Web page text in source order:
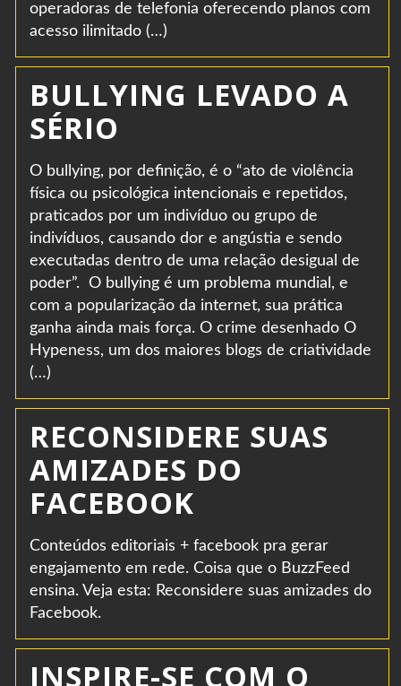
operadoras de telefonia oferecendo planos com
acesso ilimitado (…)
BULLYING LEVADO A
SÉRIO
O bullying, por definição, é o “ato de violência
física ou psicológica intencionais e repetidos,
praticados por um indivíduo ou grupo de
indivíduos, causando dor e angústia e sendo
executadas dentro de uma relação desigual de
poder”. O bullying é um problema mundial, e
com a popularização da internet, sua prática
ganha ainda mais força. O crime desenhado O
Hypeness, um dos maiores blogs de criatividade
(…)
RECONSIDERE SUAS
AMIZADES DO
FACEBOOK
Conteúdos editoriais + facebook pra gerar
engajamento em rede. Coisa que o BuzzFeed
ensina. Veja esta: Reconsidere suas amizades do
Facebook.
INSPIRE-SE COM O